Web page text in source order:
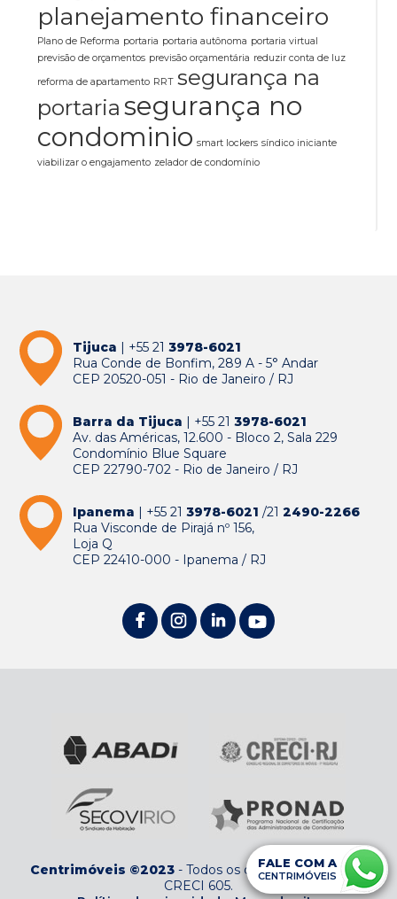
planejamento financeiro
Plano de Reforma portaria portaria autônoma portaria virtual
previsão de orçamentos previsão orçamentária reduzir conta de luz
reforma de apartamento RRT segurança na
portaria segurança no
condominio smart lockers síndico iniciante
viabilizar o engajamento zelador de condomínio
Tijuca | +55 213978-6021
Rua Conde de Bonfim, 289 A - 5° Andar
CEP 20520-051 - Rio de Janeiro / RJ
Barra da Tijuca | +55 213978-6021
Av. das Américas, 12.600 - Bloco 2, Sala 229
Condomínio Blue Square
CEP 22790-702 - Rio de Janeiro / RJ
Ipanema | +55 213978-6021 /212490-2266
Rua Visconde de Pirajá nº 156,
Loja Q
CEP 22410-000 - Ipanema / RJ
Centrimóveis ©2023- Todos os direitos reservados-
CRECI 605.
FALE COM A
CENTRIMÓVEIS